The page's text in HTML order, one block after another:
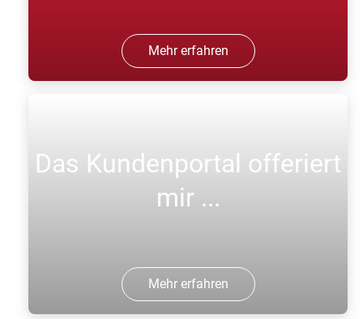
Mehr erfahren
Das Kundenportal offeriert
mir ...
Mehr erfahren